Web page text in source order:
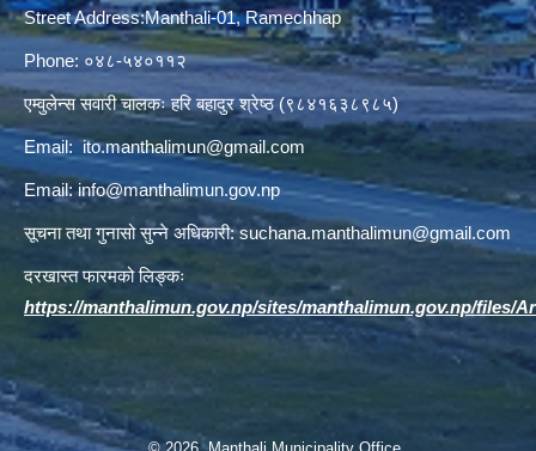
Street Address:Manthali-01, Ramechhap
Phone: ०४८-५४०११२
एम्वुलेन्स सवारी चालकः हरि बहादुर श्रेष्ठ (९८४१६३८९८५)
Email:ito.manthalimun@gmail.com
Email:info@manthalimun.gov.np
सूचना तथा गुनासो सुन्ने अधिकारी:suchana.manthalimun@gmail.com
दरखास्त फारमको लिङ्कः
https://manthalimun.gov.np/sites/manthalimun.gov.np/files/